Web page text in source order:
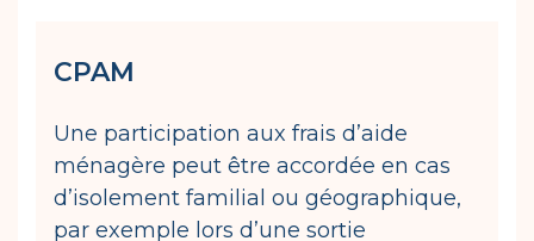
CPAM
Une participation aux frais d’aide
ménagère peut être accordée en cas
d’isolement familial ou géographique,
par exemple lors d’une sortie